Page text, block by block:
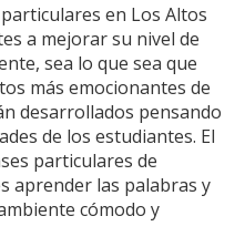
en Los Altos
a mejorar su nivel de
sea lo que sea que
más emocionantes de
desarrollados pensando
de los estudiantes. El
particulares de
aprender las palabras y
cómodo y